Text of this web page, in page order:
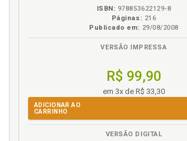
ISBN: 978853622129-8
Páginas: 216
Publicado em: 29/08/2008
VERSÃO IMPRESSA
R$ 99,90
em 3x de R$ 33,30
ADICIONAR AO
CARRINHO
VERSÃO DIGITAL